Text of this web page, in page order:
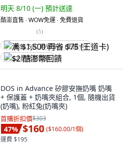
明天 8/10 (一) 預計送達
酷澎直售 ∙ WOW免運 ∙ 免費退貨
(5)
满 $1,500 再省 $75 (王道卡)
$2 酷澎幣回饋
DOS in Advance 矽膠安撫奶嘴 奶嘴
+ 保護蓋 + 奶嘴夾組合, 1個, 隨機出貨
(奶嘴), 粉紅兔(奶嘴夾)
首購折扣價$303
47% $160 ($160.00/1個)
運費 $195